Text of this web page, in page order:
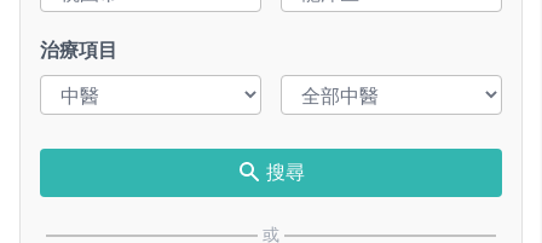
治療項目
搜尋
或